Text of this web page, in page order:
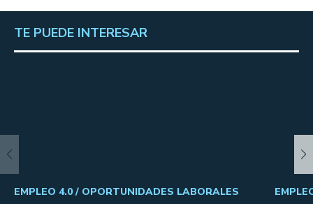
TE PUEDE INTERESAR
EMPLEO 4.0 / OPORTUNIDADES LABORALES